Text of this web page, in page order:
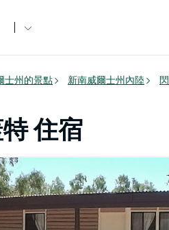
士州的景點 新南威爾士州內陸
住宿